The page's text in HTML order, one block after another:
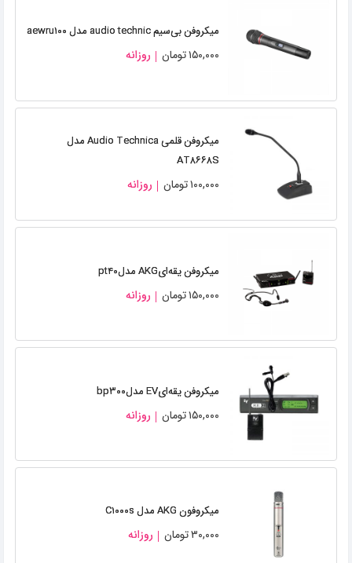
میکروفن بی‌سیم audio technic مدل aewru۱۰۰
۱۵۰,۰۰۰تومان روزانه
میکروفن قلمی Audio Technica مدل
AT۸۶۶۸S
۱۰۰,۰۰۰تومان روزانه
میکروفن یقه‌ایAKG مدلpt۴۰
۱۵۰,۰۰۰تومان روزانه
میکروفن یقه‌ایEV مدلbp۳۰۰
۱۵۰,۰۰۰تومان روزانه
میکروفون AKG مدل C۱۰۰۰s
۳۰,۰۰۰تومان روزانه